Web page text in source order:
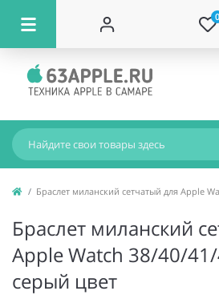
0
Браслет миланский сетчатый для Apple
Браслет миланский
Apple Watch 38/40/
серый цвет